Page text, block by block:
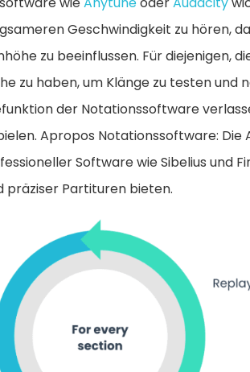
Geschwindigkeit zu hören,
zu beeinflussen. Für diejenigen,
zu haben, um Klänge zu testen und
der Notationssoftware
Apropos Notationssoftware:
Software wie Sibelius und
präziser Partituren bieten.